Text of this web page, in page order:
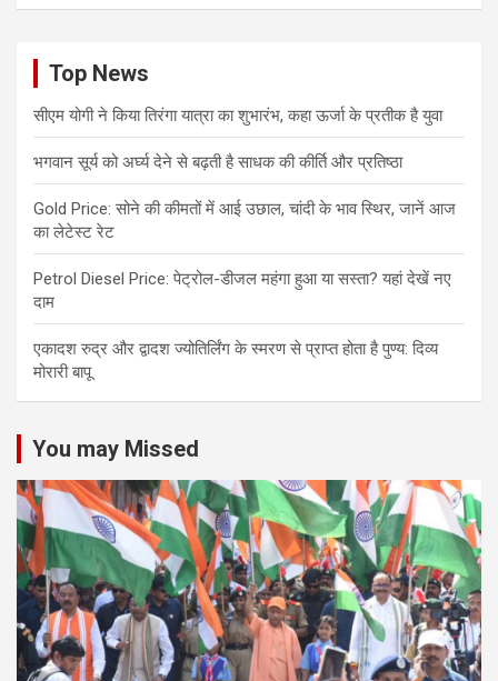
Top News
सीएम योगी ने किया तिरंगा यात्रा का शुभारंभ, कहा ऊर्जा के प्रतीक है युवा
भगवान सूर्य को अर्घ्य देने से बढ़ती है साधक की कीर्ति और प्रतिष्ठा
Gold Price: सोने की कीमतों में आई उछाल, चांदी के भाव स्थिर, जानें आज
का लेटेस्ट रेट
Petrol Diesel Price: पेट्रोल-डीजल महंगा हुआ या सस्ता? यहां देखें नए
दाम
एकादश रुद्र और द्वादश ज्योतिर्लिंग के स्मरण से प्राप्त होता है पुण्य: दिव्य
मोरारी बापू
You may Missed